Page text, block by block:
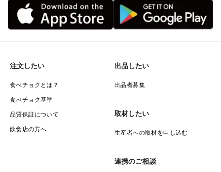
注文したい
食べチョクとは？
食べチョク基準
品質保証について
飲食店の方へ
出品したい
出品者募集
取材したい
生産者への取材を申し込む
連携のご相談